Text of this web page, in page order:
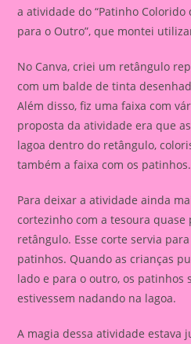
a atividade do “Patinho
para o Outro”, que montei
No Canva, criei um retângulo
com um balde de tinta
Além disso, fiz uma faixa com
proposta da atividade era que
lagoa dentro do retângulo,
também a faixa com os patinhos.
Para deixar a atividade ainda
cortezinho com a tesoura
retângulo. Esse corte servia
patinhos. Quando as crianças
lado e para o outro, os patinhos
estivessem nadando na lagoa.
A magia dessa atividade estava